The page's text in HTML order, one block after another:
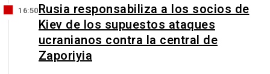
16:50Rusia responsabiliza a los socios de
Kiev de los supuestos ataques
ucranianos contra la central de
Zaporiyia